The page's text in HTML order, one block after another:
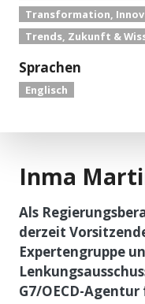
Transformation,
Trends, Zukunft &
Sprachen
Englisch
Inma
Als
derzeit
Expertengruppe
G7/OECD-